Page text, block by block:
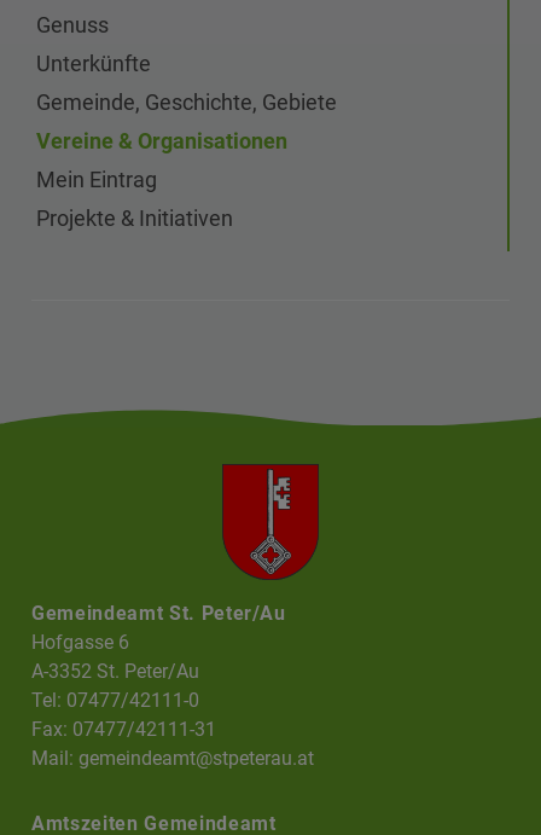
Genuss
Unterkünfte
Gemeinde, Geschichte, Gebiete
Vereine & Organisationen
Mein Eintrag
Projekte & Initiativen
Gemeindeamt St. Peter/Au
Hofgasse 6
A-3352 St. Peter/Au
Tel: 07477/42111-0
Fax: 07477/42111-31
Mail:gemeindeamt@stpeterau.at
Amtszeiten Gemeindeamt